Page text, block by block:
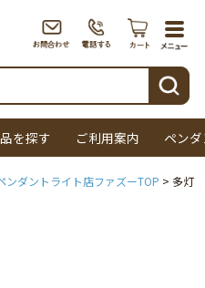
検索
を探す ご利用案内 ペン
ンダントライト店ファズーTOP 多灯